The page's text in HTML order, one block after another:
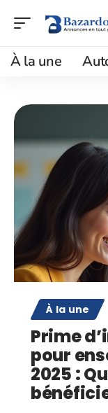
À la une
À la une
Prime
pour
2025 :